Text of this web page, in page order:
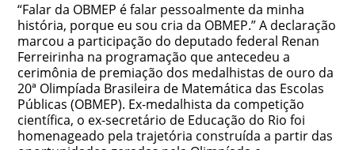
“Falar da OBMEP é falar pessoalmente da minha
história, porque eu sou cria da OBMEP.” A declaração
marcou a participação do deputado federal Renan
Ferreirinha na programação que antecedeu a
cerimônia de premiação dos medalhistas de ouro da
20ª Olimpíada Brasileira de Matemática das Escolas
Públicas (OBMEP). Ex-medalhista da competição
científica, o ex-secretário de Educação do Rio foi
homenageado pela trajetória construída a partir das